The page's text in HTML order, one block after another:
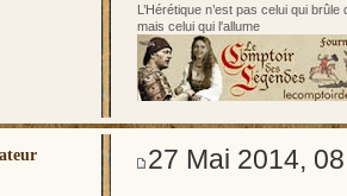
L’Hérétique n’est pas celui qui
mais celui qui l'allume
27 Mai 2014,